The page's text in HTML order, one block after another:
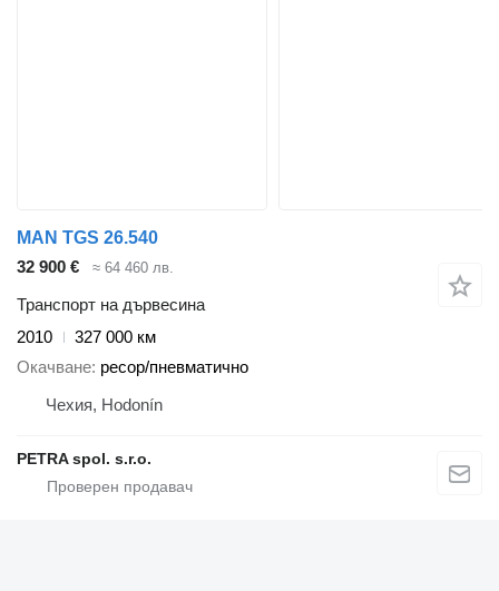
MAN TGS 26.540
32 900 €
≈ 64 460 лв.
Транспорт на дървесина
2010
327 000 км
Окачване ресор/пневматично
Чехия, Hodonín
PETRA spol. s.r.o.